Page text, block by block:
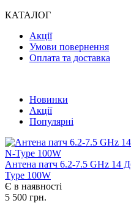
КАТАЛОГ
Акції
Умови повернення
Оплата та доставка
Новинки
Акції
Популярні
Антена патч 6.2-7.5 GHz 14
Type 100W
Є в наявності
5 500 грн.